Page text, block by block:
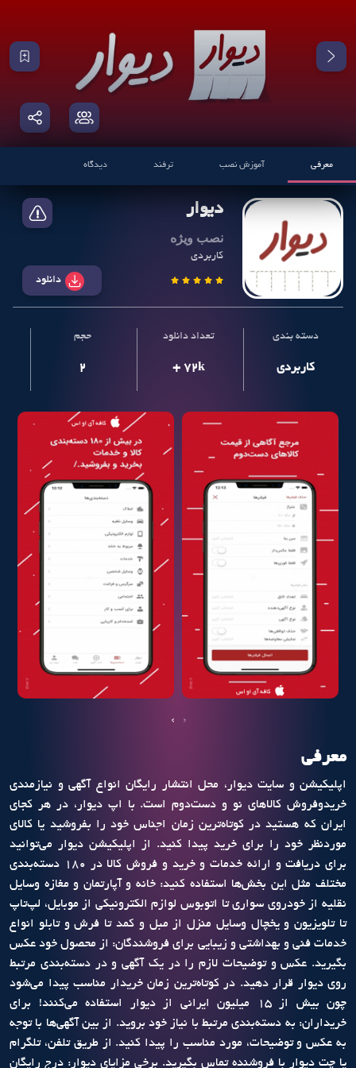
معرفی آموزش نصب ترفند دیدگاه
دیوار
نصب ویژه
کاربردی
دانلود
دسته بندی
کاربردی
تعداد دانلود
+ 72k
حجم
2
‹
›
معرفی
اپلیکیشن و سایت دیوار، محل انتشار رایگان انواع آگهی و نیازمندی
خریدوفروش کالاهای نو و دست‌دوم است. با اپ دیوار، در هر کجای
ایران که هستید در کوتاه‌ترین زمان اجناس خود را بفروشید یا کالای
موردنظر خود را برای خرید پیدا کنید. از اپلیکیشن دیوار می‌توانید
برای دریافت و ارائه خدمات و خرید و فروش کالا در ۱۸۰ دسته‌بندی‌
مختلف مثل این بخش‌ها استفاده کنید: خانه و آپارتمان و مغازه وسایل
نقلیه از خودروی سواری تا اتوبوس لوازم الکترونیکی از موبایل، لپ‌تاپ
تا تلویزیون و یخچال وسایل منزل از مبل و کمد تا فرش و تابلو انواع
خدمات فنی و بهداشتی و زیبایی برای فروشندگان: از محصول خود عکس
بگیرید. عکس و توضیحات لازم را در یک آگهی و در دسته‌بندی مرتبط
روی دیوار قرار دهید. در کوتاه‌ترین زمان خریدار مناسب پیدا می‌شود
چون بیش از ۱۵ میلیون ایرانی از دیوار استفاده می‌کنند! برای
خریداران: به دسته‌بندی مرتبط با نیاز خود بروید. از بین آگهی‌ها با توجه
به عکس و توضیحات، مورد مناسب را پیدا کنید. از طریق تلفن، تلگرام
یا چت دیوار با فروشنده تماس بگیرید. برخی مزایای دیوار: درج رایگان